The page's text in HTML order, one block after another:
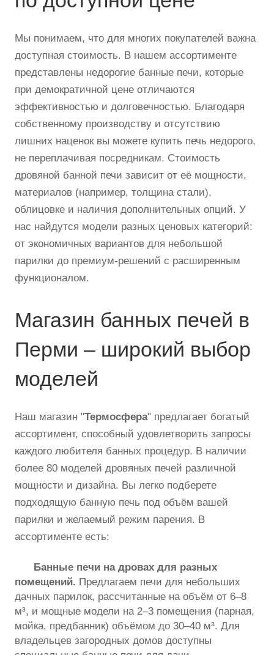
Мы понимаем, что для многих покупателей важна
доступная стоимость. В нашем ассортименте
представлены недорогие банные печи, которые
при демократичной цене отличаются
эффективностью и долговечностью. Благодаря
собственному производству и отсутствию
лишних наценок вы можете купить печь недорого,
не переплачивая посредникам. Стоимость
дровяной банной печи зависит от её мощности,
материалов (например, толщина стали),
облицовке и наличия дополнительных опций. У
нас найдутся модели разных ценовых категорий:
от экономичных вариантов для небольшой
парилки до премиум-решений с расширенным
функционалом.
Магазин банных печей в
Перми – широкий выбор
моделей
Наш магазин "Термосфера" предлагает богатый
ассортимент, способный удовлетворить запросы
каждого любителя банных процедур. В наличии
более 80 моделей дровяных печей различной
мощности и дизайна. Вы легко подберете
подходящую банную печь под объём вашей
парилки и желаемый режим парения. В
ассортименте есть:
Банные печи на дровах для разных
помещений. Предлагаем печи для небольших
дачных парилок, рассчитанные на объём от 6–8
м³, и мощные модели на 2–3 помещения (парная,
мойка, предбанник) объёмом до 30–40 м³. Для
владельцев загородных домов доступны